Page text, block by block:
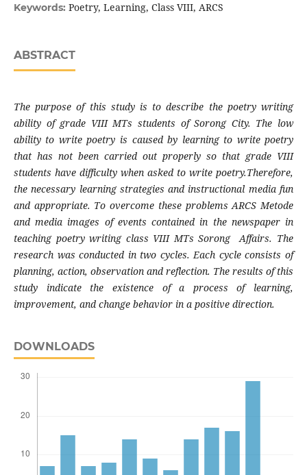
Keywords: Poetry, Learning, Class VIII, ARCS
ABSTRACT
The purpose of this study is to describe the poetry writing
ability of grade VIII MTs students of Sorong City. The low
ability to write poetry is caused by learning to write poetry
that has not been carried out properly so that grade VIII
students have difficulty when asked to write poetry.Therefore,
the necessary learning strategies and instructional media fun
and appropriate. To overcome these problems ARCS Metode
and media images of events contained in the newspaper in
teaching poetry writing class VIII MTs Sorong Affairs. The
research was conducted in two cycles. Each cycle consists of
planning, action, observation and reflection. The results of this
study indicate the existence of a process of learning,
improvement, and change behavior in a positive direction.
DOWNLOADS